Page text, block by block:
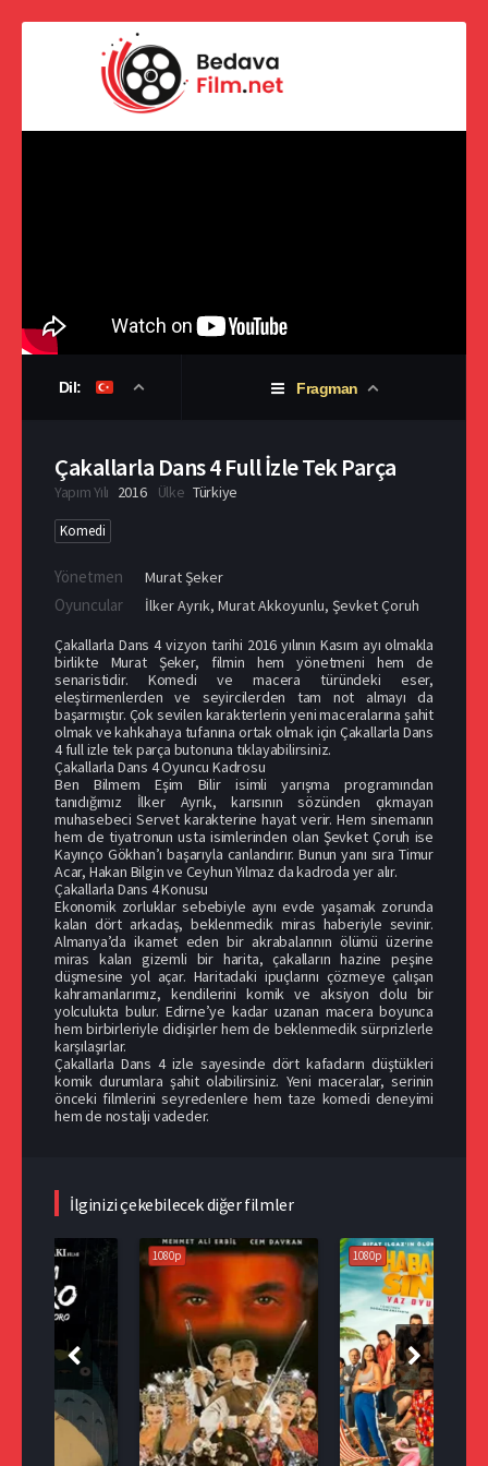
Dil: Fragman
Çakallarla Dans 4 Full İzle Tek Parça
Yapım Yılı 2016 Ülke Türkiye
Komedi
Yönetmen Murat Şeker
Oyuncular İlker Ayrık, Murat Akkoyunlu, Şevket Çoruh
Çakallarla Dans 4 vizyon tarihi 2016 yılının Kasım ayı olmakla
birlikte Murat Şeker, filmin hem yönetmeni hem de
senaristidir. Komedi ve macera türündeki eser,
eleştirmenlerden ve seyircilerden tam not almayı da
başarmıştır. Çok sevilen karakterlerin yeni maceralarına şahit
olmak ve kahkahaya tufanına ortak olmak için Çakallarla Dans
4 full izle tek parça butonuna tıklayabilirsiniz.
Çakallarla Dans 4 Oyuncu Kadrosu
Ben Bilmem Eşim Bilir isimli yarışma programından
tanıdığımız İlker Ayrık, karısının sözünden çıkmayan
muhasebeci Servet karakterine hayat verir. Hem sinemanın
hem de tiyatronun usta isimlerinden olan Şevket Çoruh ise
Kayınço Gökhan’ı başarıyla canlandırır. Bunun yanı sıra Timur
Acar, Hakan Bilgin ve Ceyhun Yılmaz da kadroda yer alır.
Çakallarla Dans 4 Konusu
Ekonomik zorluklar sebebiyle aynı evde yaşamak zorunda
kalan dört arkadaş, beklenmedik miras haberiyle sevinir.
Almanya’da ikamet eden bir akrabalarının ölümü üzerine
miras kalan gizemli bir harita, çakalların hazine peşine
düşmesine yol açar. Haritadaki ipuçlarını çözmeye çalışan
kahramanlarımız, kendilerini komik ve aksiyon dolu bir
yolculukta bulur. Edirne’ye kadar uzanan macera boyunca
hem birbirleriyle didişirler hem de beklenmedik sürprizlerle
karşılaşırlar.
Çakallarla Dans 4 izle sayesinde dört kafadarın düştükleri
komik durumlara şahit olabilirsiniz. Yeni maceralar, serinin
önceki filmlerini seyredenlere hem taze komedi deneyimi
hem de nostalji vadeder.
İlginizi çekebilecek diğer filmler
1080p 1080p